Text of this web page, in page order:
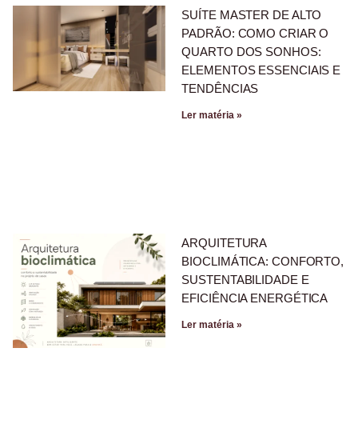
SUÍTE MASTER DE ALTO
PADRÃO: COMO CRIAR O
QUARTO DOS SONHOS:
ELEMENTOS ESSENCIAIS E
TENDÊNCIAS
Ler matéria »
ARQUITETURA
BIOCLIMÁTICA: CONFORTO,
SUSTENTABILIDADE E
EFICIÊNCIA ENERGÉTICA
Ler matéria »